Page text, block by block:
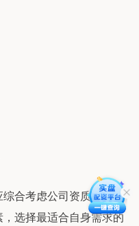
合考虑公司资质、资金
选择最适合自身需求的